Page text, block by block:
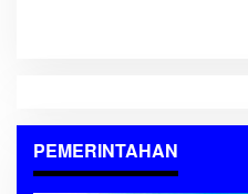
PEMERINTAHAN